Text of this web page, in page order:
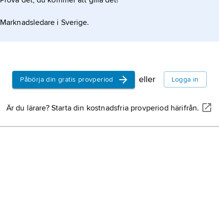
Marknadsledare i Sverige.
Påbörja din gratis provperiod eller Logga in
Är du lärare? Starta din kostnadsfria provperiod härifrån.